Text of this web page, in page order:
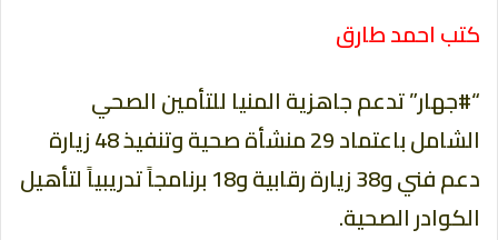
كتب احمد طارق
“#جهار” تدعم جاهزية المنيا للتأمين الصحي
الشامل باعتماد 29 منشأة صحية وتنفيذ 48 زيارة
دعم فني و38 زيارة رقابية و18 برنامجاً تدريبياً لتأهيل
الكوادر الصحية.